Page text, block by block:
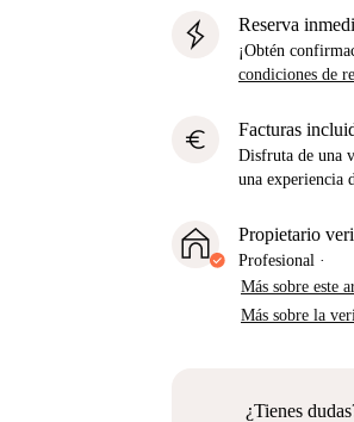
Reserva
¡Obtén
condiciones de
euro Facturas
Disfruta de una
una experiencia
Propietario
Profesional ·
Más sobre este
Más sobre la
¿Tienes